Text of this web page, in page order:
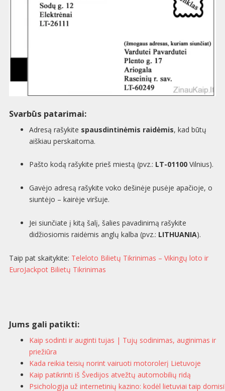
Svarbūs patarimai:
Adresą rašykite spausdintinėmis raidėmis, kad būtų
aiškiau perskaitoma.
Pašto kodą rašykite prieš miestą (pvz.: LT-01100Vilnius).
Gavėjo adresą rašykite voko dešinėje pusėje apačioje, o
siuntėjo – kairėje viršuje.
Jei siunčiate į kitą šalį, šalies pavadinimą rašykite
didžiosiomis raidėmis anglų kalba (pvz.: LITHUANIA).
Taip pat skaitykite: Teleloto Bilietų Tikrinimas – Vikingų loto ir
EuroJackpot Bilietų Tikrinimas
Jums gali patikti:
Kaip sodinti ir auginti tujas | Tujų sodinimas, auginimas ir
priežiūra
Kada reikia teisių norint vairuoti motorolerį Lietuvoje
Kaip patikrinti iš Švedijos atvežtų automobilių ridą
Psichologija už internetinių kazino: kodėl lietuviai taip